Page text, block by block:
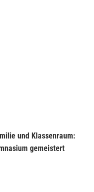
und Klassenraum:
gemeistert